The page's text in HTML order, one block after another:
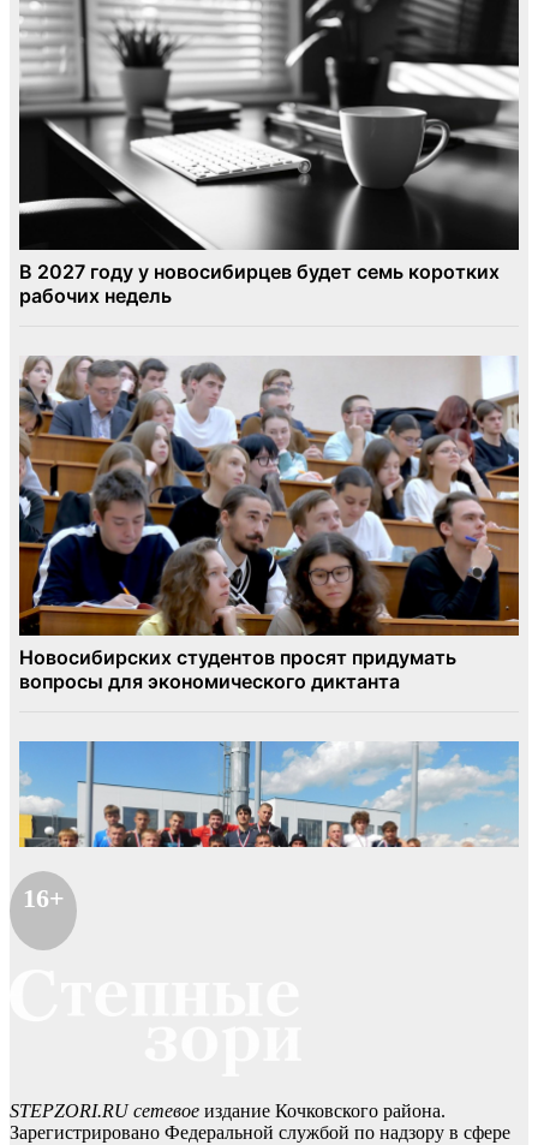
16+
STEPZORI.RU сетевое издание Кочковского района.
Зарегистрировано Федеральной службой по надзору в сфере